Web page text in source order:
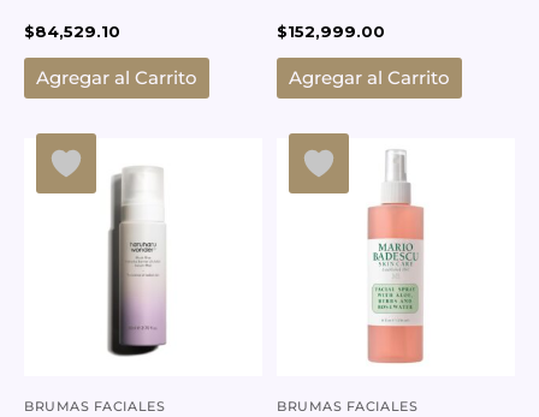
$84,529.10
Agregar al Carrito
$152,999.00
Agregar al Carrito
BRUMAS FACIALES BRUMAS FACIALES